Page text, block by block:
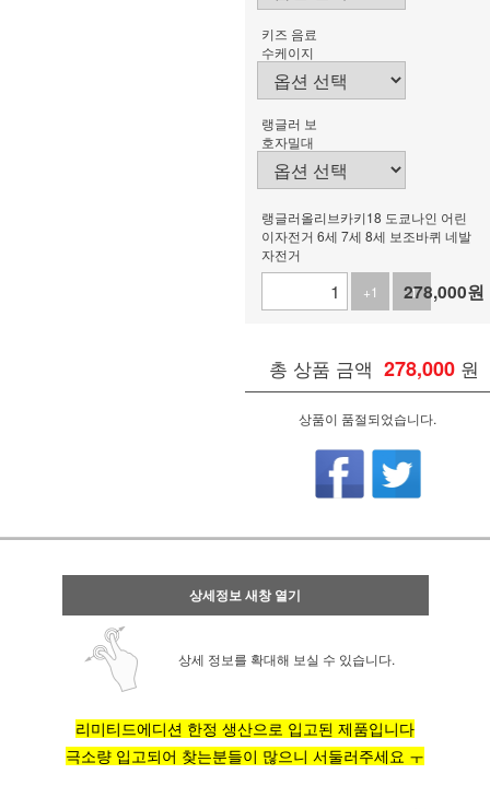
키즈 음료
수케이지
랭글러 보
호자밀대
랭글러올리브카키18 도쿄나인 어린
이자전거 6세 7세 8세 보조바퀴 네발
자전거
+1
-1
278,000원
총 상품 금액 278,000 원
상품이 품절되었습니다.
상세정보 새창 열기
상세 정보를 확대해 보실 수 있습니다.
리미티드에디션 한정 생산으로 입고된 제품입니다
극소량 입고되어 찾는분들이 많으니 서둘러주세요 ㅜ